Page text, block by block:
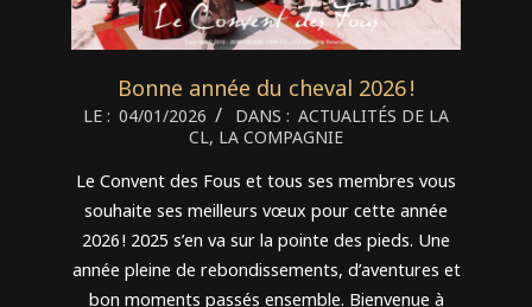
Bonne année du cheval 2026 !
2026-
04
LE : 04/01/2026 DANS : ACTUALITÉS DE LA
CL, LA COMPAGNIE
Le Convent des Fous et tous ses membres vous
souhaite ses meilleurs vœux pour cette année
2026 ! 2025 s’en va sur la pointe des pieds. Une
année pleine de rebondissements, d’aventures et
bon moments passés ensemble. Bienvenue à